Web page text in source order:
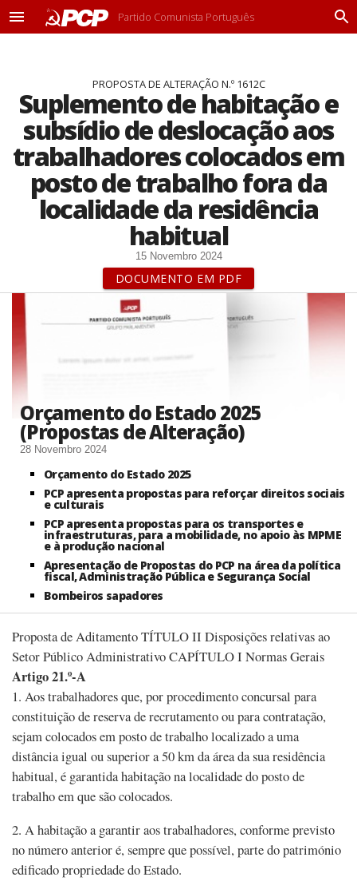
M
Partido Comunista Português
P
PROPOSTA DE ALTERAÇÃO N.º 1612C
Suplemento de habitação e
subsídio de deslocação aos
trabalhadores colocados em
posto de trabalho fora da
localidade da residência
habitual
15 Novembro 2024
DOCUMENTO EM PDF
Orçamento do Estado 2025
(Propostas de Alteração)
28 Novembro 2024
Orçamento do Estado 2025
PCP apresenta propostas para reforçar direitos sociais
e culturais
PCP apresenta propostas para os transportes e
infraestruturas, para a mobilidade, no apoio às MPME
e à produção nacional
Apresentação de Propostas do PCP na área da política
fiscal, Administração Pública e Segurança Social
Bombeiros sapadores
Proposta de Aditamento TÍTULO II Disposições relativas ao
Setor Público Administrativo CAPÍTULO I Normas Gerais
Artigo 21.º-A
1. Aos trabalhadores que, por procedimento concursal para
constituição de reserva de recrutamento ou para contratação,
sejam colocados em posto de trabalho localizado a uma
distância igual ou superior a 50 km da área da sua residência
habitual, é garantida habitação na localidade do posto de
trabalho em que são colocados.
2. A habitação a garantir aos trabalhadores, conforme previsto
no número anterior é, sempre que possível, parte do património
edificado propriedade do Estado.